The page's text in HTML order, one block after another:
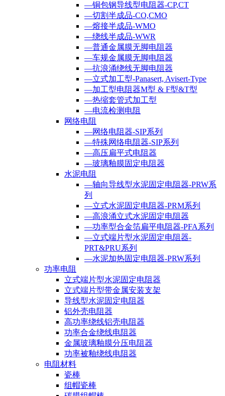
—铜包钢导线型电阻器-CP,CT
—切割半成品-CO,CMO
—熔接半成品-WMO
—绕线半成品-WWR
—普通金属膜无脚电阻器
—车规金属膜无脚电阻器
—抗浪涌绕线无脚电阻器
—立式加工型-Panasert, Avisert-Type
—加工型电阻器M型 & F型&T型
—热缩套管式加工型
—电流检测电阻
网络电阻
—网络电阻器-SIP系列
—特殊网络电阻器-SIP系列
—高压扁平式电阻器
—玻璃釉膜固定电阻器
水泥电阻
—轴向导线型水泥固定电阻器-PRW系
列
—立式水泥固定电阻器-PRM系列
—高浪涌立式水泥固定电阻器
—功率型合金箔扁平电阻器-PFA系列
—立式端片型水泥固定电阻器-
PRT&PRU系列
—水泥加热固定电阻器-PRW系列
功率电阻
立式端片型水泥固定电阻器
立式端片型带金属安装支架
导线型水泥固定电阻器
铝外壳电阻器
高功率绕线铝壳电阻器
功率合金绕线电阻器
金属玻璃釉膜分压电阻器
功率被釉绕线电阻器
电阻材料
瓷棒
组帽瓷棒